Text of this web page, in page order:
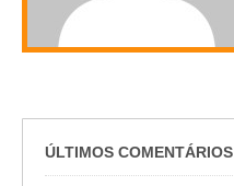
ÚLTIMOS COMENTÁRIOS